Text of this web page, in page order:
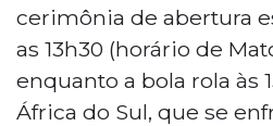
18h, contra Marrocos
sul-mato-grossense
na delegação após 32
representantes de MS
cerimônia de abertura
as 13h30 (horário de
enquanto a bola rola às
África do Sul, que se